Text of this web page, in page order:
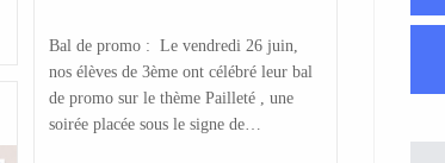
Bal de promo : Le vendredi 26 juin,
nos élèves de 3ème ont célébré leur bal
de promo sur le thème Pailleté , une
soirée placée sous le signe de…